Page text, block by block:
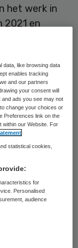
het werk in
2021 en
onder
omhelsd
elkaar uit
de
dat de
praktijk
data, like browsing data
enables tracking
and our partners
your consent will
ads you see may not
change your choices or
Preferences link on the
within our Website. For
statistical cookies,
for
Personalised
audience